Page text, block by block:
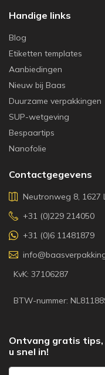
Handige links
Blog
Etiketten templates
Aanbiedingen
Nieuw bij Baas
Duurzame verpakkingen
SUP-wetgeving
Bespaartips
Nanofolie
Contactgegevens
Neutronweg 8, 1627
+31 (0)229 214050
+31 (0)6 11481879
KvK: 37106287
BTW-nummer:
Ontvang gratis tips,
u snel in!